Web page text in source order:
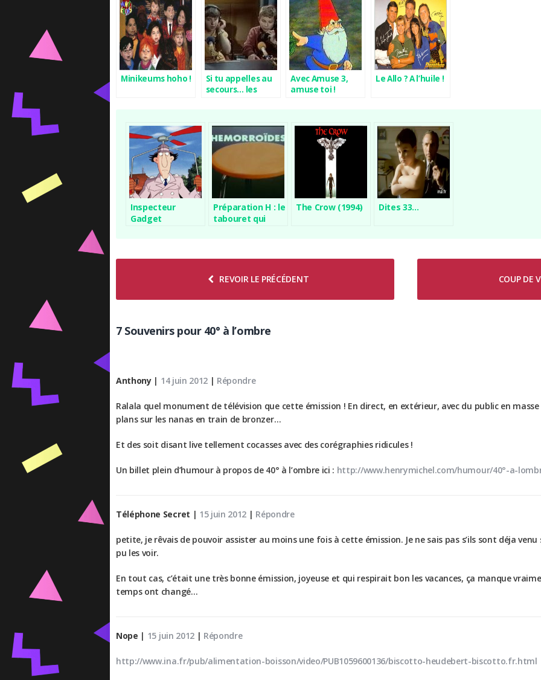
Minikeums hoho !
Si tu appelles au
secours… les
Avec Amuse 3,
amuse toi !
Le Allo ? A l’huile !
Inspecteur
Gadget
Préparation H : le
tabouret qui
The Crow (1994) Dites 33…
REVOIR LE PRÉCÉDENT COUP DE
7 Souvenirs pour 40° à l’ombre
Anthony | 14 juin 2012 | Répondre
Ralala quel monument de télévision que cette émission ! En direct, en extérieur, avec du public en
plans sur les nanas en train de bronzer…
Et des soit disant live tellement cocasses avec des corégraphies ridicules !
Un billet plein d’humour à propos de 40° à l’ombre ici : http://www.henrymichel.com/humour/40°-a-
Téléphone Secret | 15 juin 2012 | Répondre
petite, je rêvais de pouvoir assister au moins une fois à cette émission. Je ne sais pas s’ils sont déja venu
pu les voir.
En tout cas, c’était une très bonne émission, joyeuse et qui respirait bon les vacances, ça manque
temps ont changé…
Nope | 15 juin 2012| Répondre
http://www.ina.fr/pub/alimentation-boisson/video/PUB1059600136/biscotto-heudebert-biscotto.fr.html